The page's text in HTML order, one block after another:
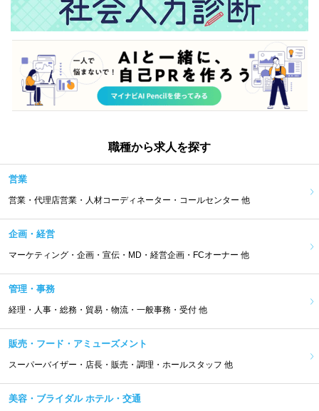
職種から求人を探す
営業
営業・代理店営業・人材コーディネーター・コールセンター 他
企画・経営
マーケティング・企画・宣伝・MD・経営企画・FCオーナー 他
管理・事務
経理・人事・総務・貿易・物流・一般事務・受付 他
販売・フード・アミューズメント
スーパーバイザー・店長・販売・調理・ホールスタッフ 他
美容・ブライダル ホテル・交通